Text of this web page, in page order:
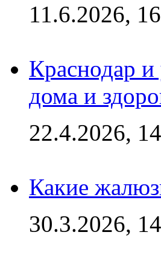
11.6.2026,
Краснодар
дома и
22.4.2026,
Какие
30.3.2026,